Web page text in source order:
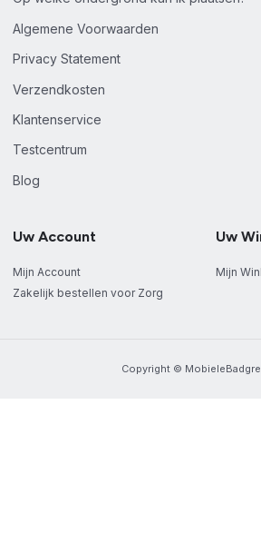
Algemene Voorwaarden
Privacy Statement
Verzendkosten
Klantenservice
Testcentrum
Blog
Uw Account
Mijn Account
Zakelijk bestellen voor Zorg
Uw
Mijn
Copyright ©